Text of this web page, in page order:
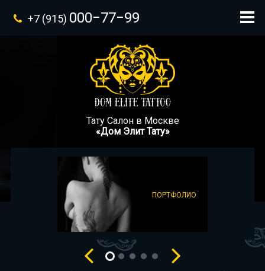
+7 (915) 000−77−99
Тату Салон в Москве
«Дом Элит Тату»
ПОРТФОЛИО